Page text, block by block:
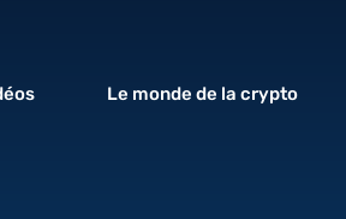
Le monde de la crypto